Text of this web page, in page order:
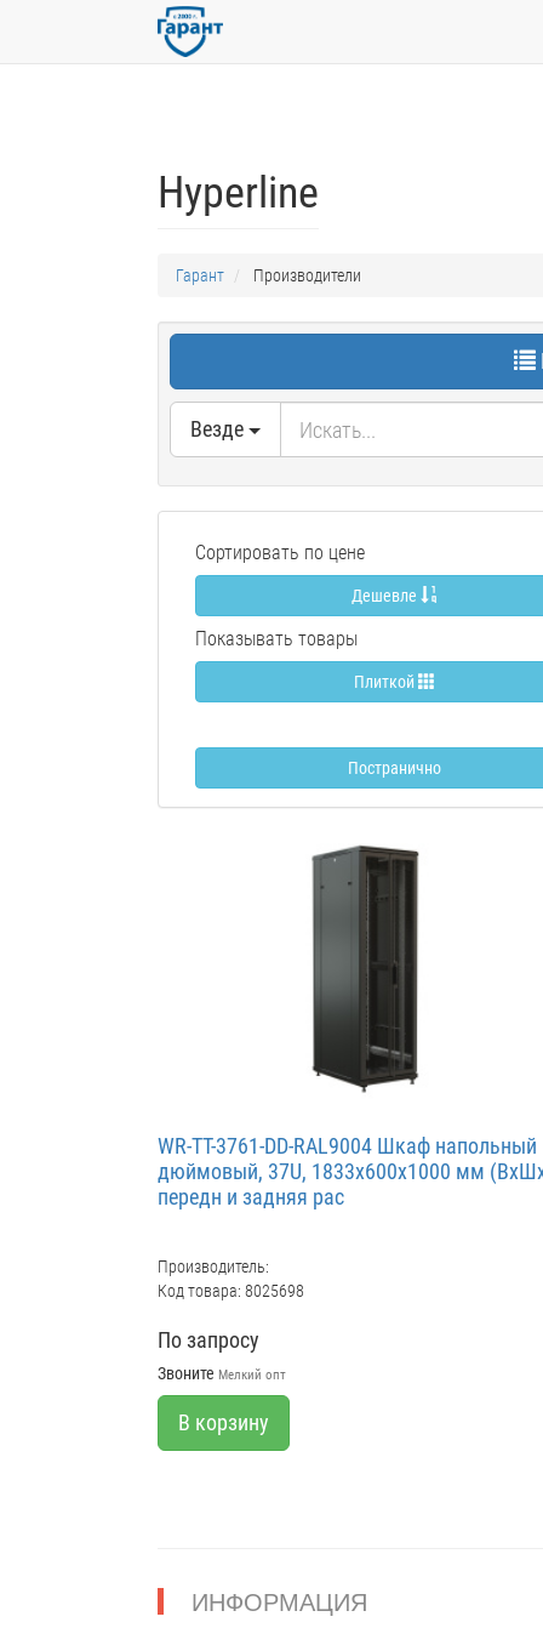
Hyperline
Гарант Производители
Везде
Сортировать по цене
Дешевле
Показывать товары
Плиткой
Постранично
WR-TT-3761-DD-RAL9004 Шкаф напольный
дюймовый, 37U, 1833x600х1000 мм
передн и задняя рас
Производитель:
Код товара: 8025698
По запросу
Звоните Мелкий опт
В корзину
ИНФОРМАЦИЯ